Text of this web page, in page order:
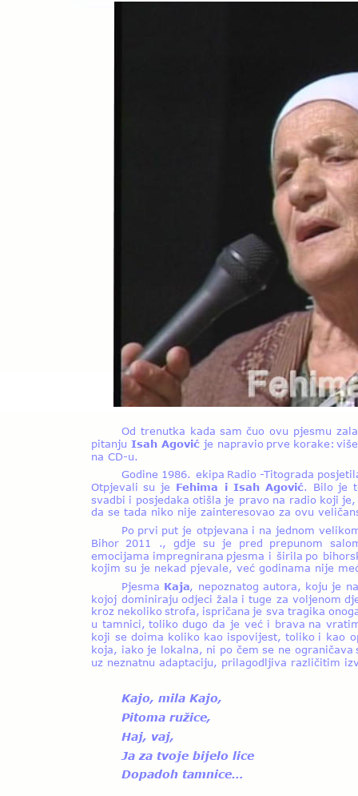
Od trenutka kada sam čuo ovu pjesmu
pitanju Isah Agović je napravio prve korake:
na CD-u.
Godine 1986. ekipa Radio -Titograda
Otpjevali su je Fehima i Isah Agović. Bilo je
svadbi i posjedaka otišla je pravo na radio koji
da se tada niko nije zainteresovao za ovu
Po prvi put je otpjevana i na jednom
Bihor 2011 ., gdje su je pred prepunom
emocijama impregnirana pjesma i širila po
kojim su je nekad pjevale, već godinama nije
Pjesma Kaja, nepoznatog autora, koju je
kojoj dominiraju odjeci žala i tuge za voljenom
kroz nekoliko strofa, ispričana je sva tragika
u tamnici, toliko dugo da je već i brava na
koji se doima koliko kao ispovijest, toliko i kao
koja, iako je lokalna, ni po čem se ne
uz neznatnu adaptaciju, prilagodljiva različitim
Kajo, mila Kajo,
Pitoma ružice,
Haj, vaj,
Ja za tvoje bijelo lice
Dopadoh tamnice…